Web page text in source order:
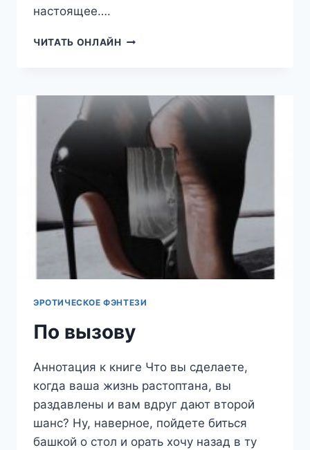
настоящее….
ЧИТАТЬ ОНЛАЙН КАЙ.
ЭРОТИЧЕСКОЕ ФЭНТЕЗИ
По вызову
Аннотация к книге Что вы сделаете,
когда ваша жизнь растоптана, вы
раздавлены и вам вдруг дают второй
шанс? Ну, наверное, пойдете биться
башкой о стол и орать хочу назад в ту